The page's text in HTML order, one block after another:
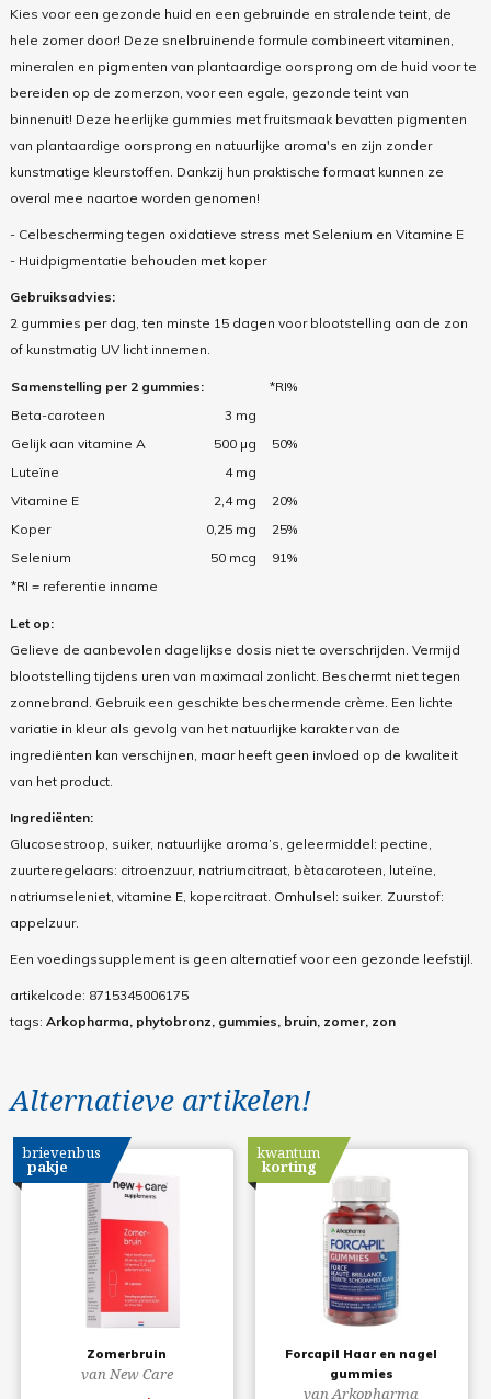
Kies voor een gezonde huid en een gebruinde en stralende teint, de
hele zomer door! Deze snelbruinende formule combineert vitaminen,
mineralen en pigmenten van plantaardige oorsprong om de huid voor te
bereiden op de zomerzon, voor een egale, gezonde teint van
binnenuit! Deze heerlijke gummies met fruitsmaak bevatten pigmenten
van plantaardige oorsprong en natuurlijke aroma's en zijn zonder
kunstmatige kleurstoffen. Dankzij hun praktische formaat kunnen ze
overal mee naartoe worden genomen!
- Celbescherming tegen oxidatieve stress met Selenium en Vitamine E
- Huidpigmentatie behouden met koper
Gebruiksadvies:
2 gummies per dag, ten minste 15 dagen voor blootstelling aan de zon
of kunstmatig UV licht innemen.
Samenstelling per 2 gummies:
*RI%
Beta-caroteen
3 mg
Gelijk aan vitamine A
500 µg
50%
Luteïne
4 mg
Vitamine E
2,4 mg
20%
Koper
0,25 mg
25%
Selenium
50 mcg
91%
*RI = referentie inname
Let op:
Gelieve de aanbevolen dagelijkse dosis niet te overschrijden. Vermijd
blootstelling tijdens uren van maximaal zonlicht. Beschermt niet tegen
zonnebrand. Gebruik een geschikte beschermende crème. Een lichte
variatie in kleur als gevolg van het natuurlijke karakter van de
ingrediënten kan verschijnen, maar heeft geen invloed op de kwaliteit
van het product.
Ingrediënten:
Glucosestroop, suiker, natuurlijke aroma’s, geleermiddel: pectine,
zuurteregelaars: citroenzuur, natriumcitraat, bètacaroteen, luteïne,
natriumseleniet, vitamine E, kopercitraat. Omhulsel: suiker. Zuurstof:
appelzuur.
Een voedingssupplement is geen alternatief voor een gezonde leefstijl.
artikelcode: 8715345006175
tags: Arkopharma, phytobronz, gummies, bruin, zomer, zon
Alternatieve artikelen!
Zomerbruin
van New Care
brievenbus
pakje
Forcapil Haar en nagel
gummies
van Arkopharma
kwantum
korting